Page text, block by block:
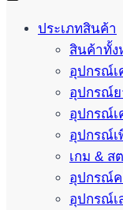
ประเภทสินค้า
สินค้าทั้ง
อุปกรณ์เ
อุปกรณ์
อุปกรณ์เ
อุปกรณ์เ
เกม & ส
อุปกรณ์ค
อุปกรณ์เ